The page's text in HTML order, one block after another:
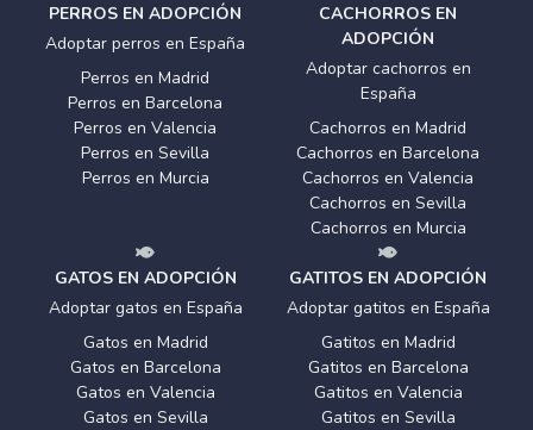
PERROS EN ADOPCIÓN
Adoptar perros en España
Perros en Madrid
Perros en Barcelona
Perros en Valencia
Perros en Sevilla
Perros en Murcia
CACHORROS EN
ADOPCIÓN
Adoptar cachorros en
España
Cachorros en Madrid
Cachorros en Barcelona
Cachorros en Valencia
Cachorros en Sevilla
Cachorros en Murcia
GATOS EN ADOPCIÓN
Adoptar gatos en España
Gatos en Madrid
Gatos en Barcelona
Gatos en Valencia
Gatos en Sevilla
GATITOS EN ADOPCIÓN
Adoptar gatitos en España
Gatitos en Madrid
Gatitos en Barcelona
Gatitos en Valencia
Gatitos en Sevilla